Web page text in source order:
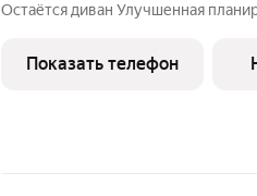
Остаётся диван Улучшенная планировка Крыша в порядке, не
предложение для комфортного
подробностей и записи на
Показать телефон